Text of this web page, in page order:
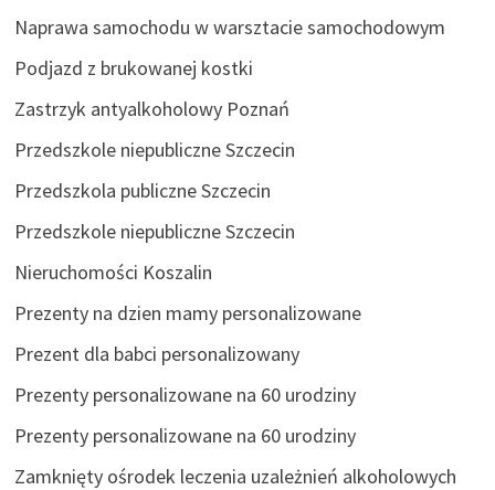
Naprawa samochodu w warsztacie samochodowym
Podjazd z brukowanej kostki
Zastrzyk antyalkoholowy Poznań
Przedszkole niepubliczne Szczecin
Przedszkola publiczne Szczecin
Przedszkole niepubliczne Szczecin
Nieruchomości Koszalin
Prezenty na dzien mamy personalizowane
Prezent dla babci personalizowany
Prezenty personalizowane na 60 urodziny
Prezenty personalizowane na 60 urodziny
Zamknięty ośrodek leczenia uzależnień alkoholowych